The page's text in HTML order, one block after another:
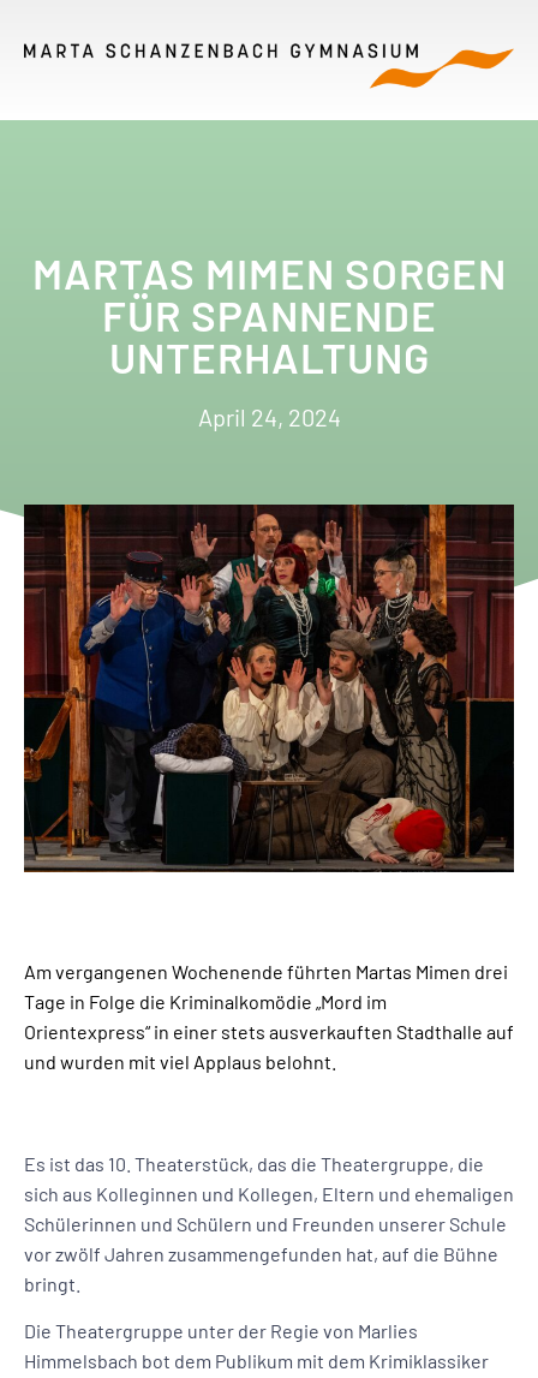
MARTAS MIMEN SORGEN
FÜR SPANNENDE
UNTERHALTUNG
April 24, 2024
Am vergangenen Wochenende führten Martas Mimen drei
Tage in Folge die Kriminalkomödie „Mord im
Orientexpress“ in einer stets ausverkauften Stadthalle auf
und wurden mit viel Applaus belohnt.
Es ist das 10. Theaterstück, das die Theatergruppe, die
sich aus Kolleginnen und Kollegen, Eltern und ehemaligen
Schülerinnen und Schülern und Freunden unserer Schule
vor zwölf Jahren zusammengefunden hat, auf die Bühne
bringt.
Die Theatergruppe unter der Regie von Marlies
Himmelsbach bot dem Publikum mit dem Krimiklassiker